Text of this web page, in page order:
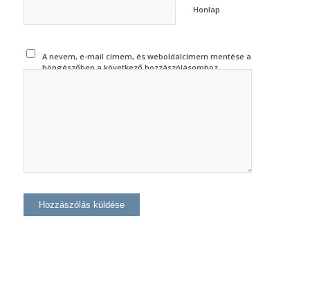
Honlap
A nevem, e-mail címem, és weboldalcímem mentése a
böngészőben a következő hozzászólásomhoz.